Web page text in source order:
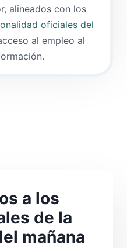
alineados con los
oficiales del
al empleo al
a los
de la
mañana